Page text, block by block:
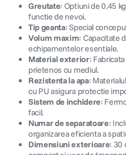
Greutate: Optiuni de 0.45
functie de nevoi.
Tip geanta: Special
Volum maxim: Capacitate
echipamentelor esentiale.
Material exterior:
prietenos cu mediul.
Rezistenta la apa:
cu PU asigura protectie
Sistem de inchidere:
facil.
Numar de separatoare:
organizarea eficienta a
Dimensiuni exterioare: 30